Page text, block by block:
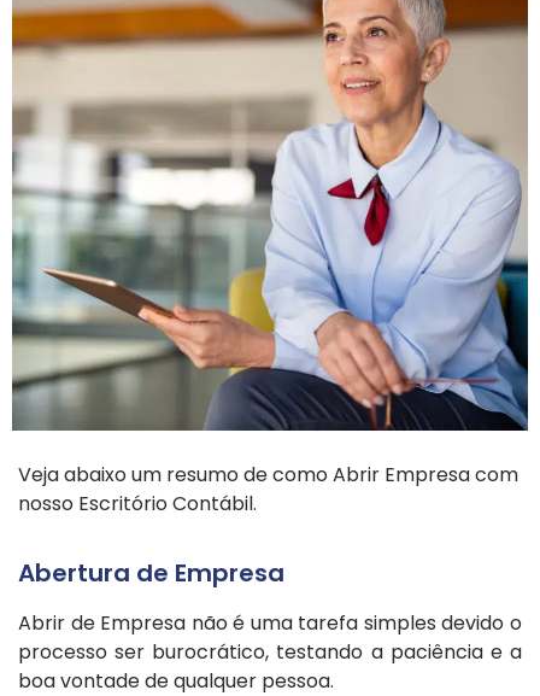
Veja abaixo um resumo de como Abrir Empresa com
nosso Escritório Contábil.
Abertura de Empresa
Abrir de Empresa não é uma tarefa simples devido o
processo ser burocrático, testando a paciência e a
boa vontade de qualquer pessoa.